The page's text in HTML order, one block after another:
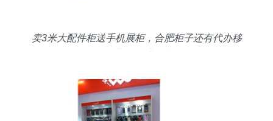
卖3米大配件柜送手机展柜，合肥柜子还有代办移